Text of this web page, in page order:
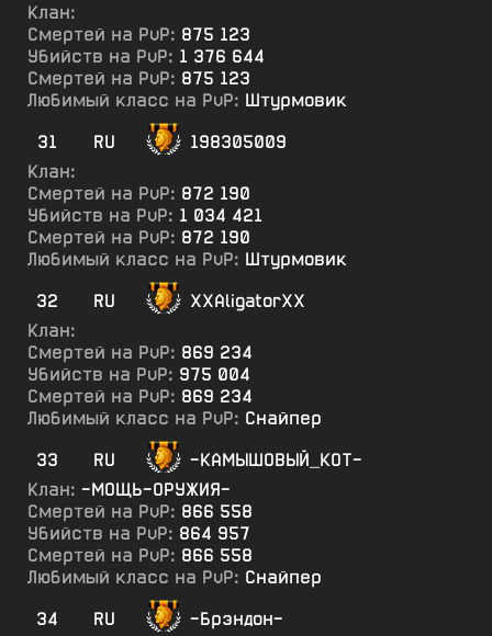
Клан:
Смертей на PvP: 875 123
Убийств на PvP: 1 376 644
Смертей на PvP: 875 123
Любимый класс на PvP: Штурмовик
31
RU
198305009
Клан:
Смертей на PvP: 872 190
Убийств на PvP: 1 034 421
Смертей на PvP: 872 190
Любимый класс на PvP: Штурмовик
32
RU
XXAligatorXX
Клан:
Смертей на PvP: 869 234
Убийств на PvP: 975 004
Смертей на PvP: 869 234
Любимый класс на PvP: Снайпер
33
RU
-КАМЫШОВЫЙ_КОТ-
Клан: -МОЩЬ-ОРУЖИЯ-
Смертей на PvP: 866 558
Убийств на PvP: 864 957
Смертей на PvP: 866 558
Любимый класс на PvP: Снайпер
34
RU
-Брэндон-